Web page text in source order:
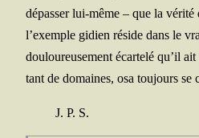
dépas­ser lui-même – que la véri­té
l’exemple gidien réside dans le
dou­lou­reu­se­ment écar­te­lé qu’il ait
tant de domaines, osa tou­jours se
J. P. S.